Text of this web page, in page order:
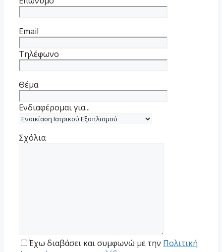
Email
Τηλέφωνο
Θέμα
Ενδιαφέρομαι για...
Σχόλια
Έχω διαβάσει και συμφωνώ με την Πολιτική